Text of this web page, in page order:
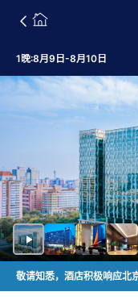
1晚:8月9日-8月10日